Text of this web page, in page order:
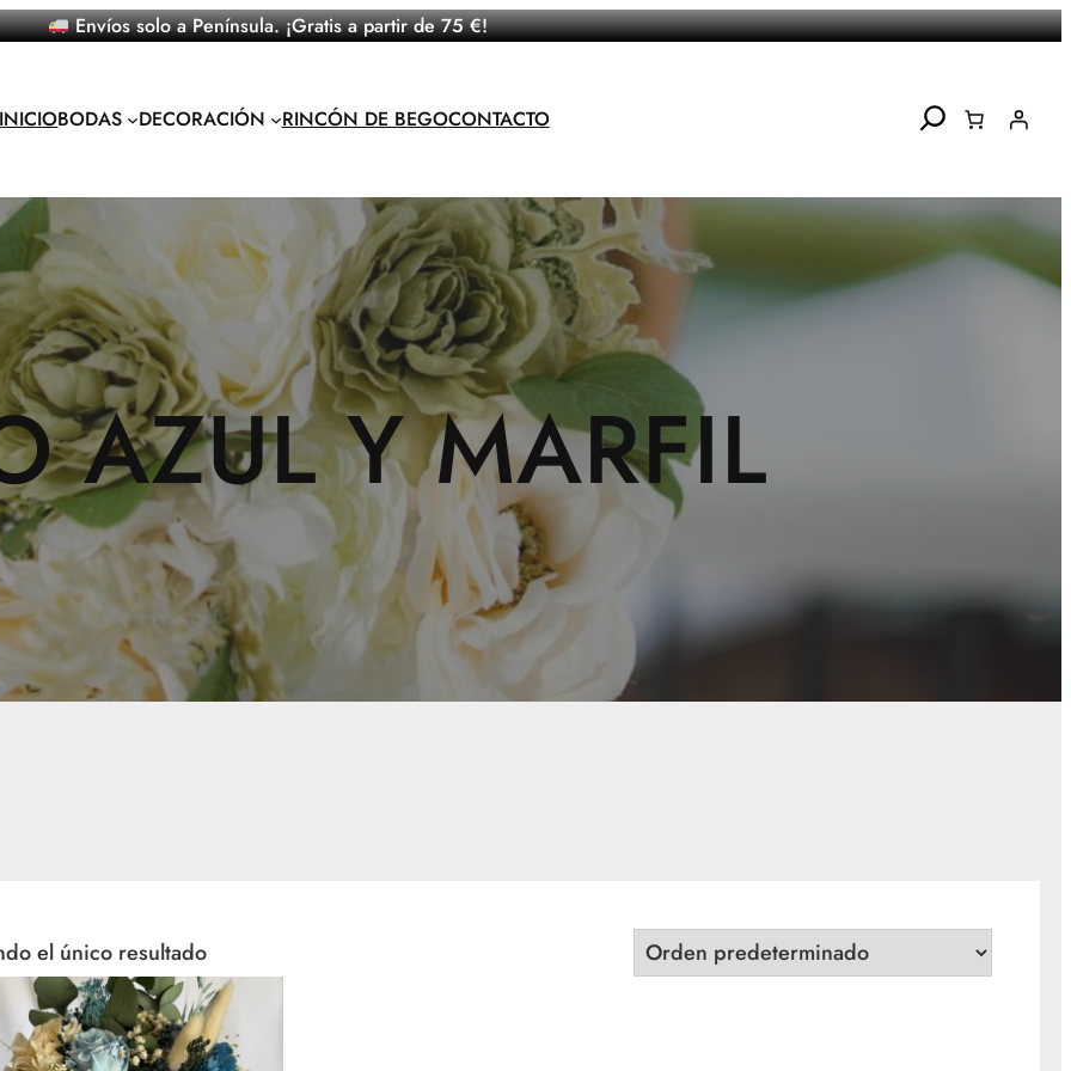
Envíos solo a Península. ¡Gratis a partir de 75 €!
INICIOBODAS DECORACIÓN RINCÓN DE BEGOCONTACTO Search
AZUL Y MARFIL
el único resultado